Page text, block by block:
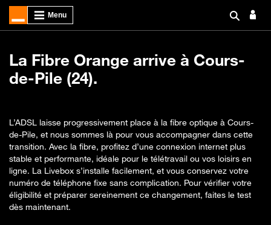
La Fibre Orange arrive à Cours-
de-Pile (24).
L’ADSL laisse progressivement place à la fibre optique à Cours-
de-Pile, et nous sommes là pour vous accompagner dans cette
transition. Avec la fibre, profitez d’une connexion internet plus
stable et performante, idéale pour le télétravail ou vos loisirs en
ligne. La Livebox s’installe facilement, et vous conservez votre
numéro de téléphone fixe sans complication. Pour vérifier votre
éligibilité et préparer sereinement ce changement, faites le test
dès maintenant.